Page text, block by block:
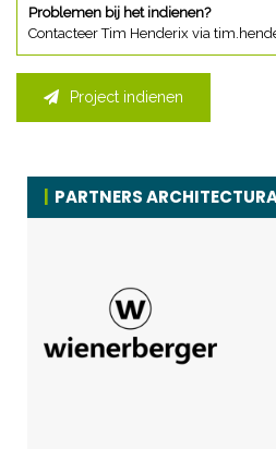
Problemen bij het indienen?
Contacteer Tim Henderix via
Project indienen
PARTNERS